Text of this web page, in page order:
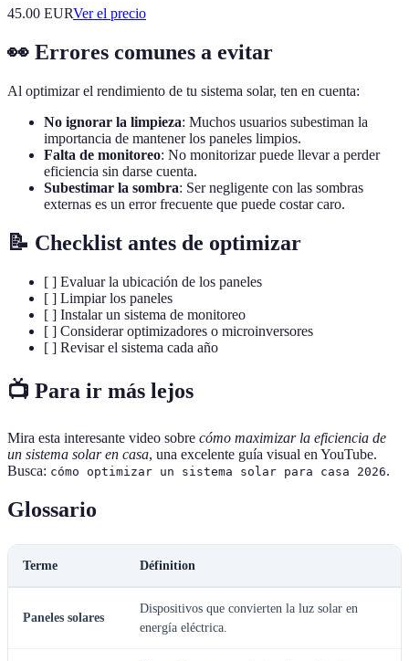
45.00 EURVer el precio
👀 Errores comunes a evitar
Al optimizar el rendimiento de tu sistema solar, ten en cuenta:
No ignorar la limpieza: Muchos usuarios subestiman la
importancia de mantener los paneles limpios.
Falta de monitoreo: No monitorizar puede llevar a perder
eficiencia sin darse cuenta.
Subestimar la sombra: Ser negligente con las sombras
externas es un error frecuente que puede costar caro.
📝 Checklist antes de optimizar
[ ] Evaluar la ubicación de los paneles
[ ] Limpiar los paneles
[ ] Instalar un sistema de monitoreo
[ ] Considerar optimizadores o microinversores
[ ] Revisar el sistema cada año
📺 Para ir más lejos
Mira esta interesante video sobre cómo maximizar la eficiencia de
un sistema solar en casa, una excelente guía visual en YouTube.
Busca: cómo optimizar un sistema solar para casa 2026.
Glossario
Terme Définition
Paneles solares
Dispositivos que convierten la luz solar en
energía eléctrica.